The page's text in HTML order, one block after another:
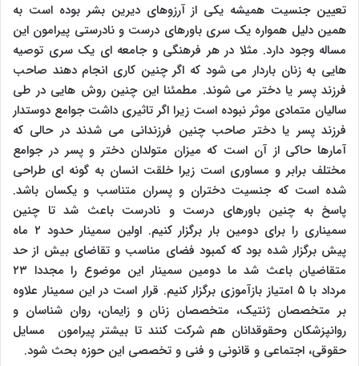
تعیین جنسیت همیشه یکی از آرزوهای دیرین بشر بوده است به
همین دلیل همواره یک سری باورهای درست و نادرستی پیرامون این
مساله وجود دارد. مثلا در هر فرهنگی و جامعه ای یک سری توصیه
هایی به زنان باردار می شود که اگر چنین کاری انجام دهند صاحب
فرزند پسر یا دختر می شوند. مطمئنا این چنین روش هایی در طی
سالیان متمادی موثر نبوده است زیرا اگر تاثیری داشت جوامع دوستدار
فرزند پسر یا دختر صاحب چنین فرزندانی می شدند در حالی که
آمارها حاکی از آن است که میزان متولدان دختر و پسر در جوامع
مختلف برابر و مساوری است زیرا خلقت انسان به گونه ای طراحی
شده است که جنسیت دختران و پسران متناسب و یکسان باشد.
پاسخ به چنین باورهای درست و نادرست باعث شد تا چنین
سمیناری را برای دومین بار برگزار کنیم. اولین سمینار حدود ۲ ماه
پیش برگزار شده بود که کمبود فضای مناسب و تقاضای بیش از حد
متقاضیان باعث شد ما دومین سمینار این موضوع را مجددا ۲۳
مرداد با ۵ امتیاز بازآموزی برگزار کنیم. قرار است در این سمینار علاوه
بر متخصصان ژنتیک، متخصصان زنان و زایمان، روان شناسان و
روانپزشکان وحقوقدانان هم شرکت کنند تا بیشتر پیرامون مسایل
حقوقی، اجتماعی و قانونی و فنی و تخصصی این حوزه بحث شود.